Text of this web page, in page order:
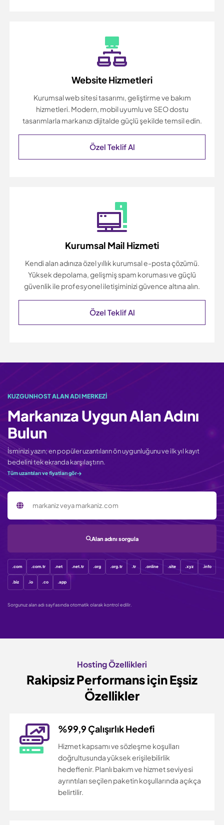
Website Hizmetleri
Kurumsal web sitesi tasarımı, geliştirme ve bakım
hizmetleri. Modern, mobil uyumlu ve SEO dostu
tasarımlarla markanızı dijitalde güçlü şekilde temsil edin.
Özel Teklif Al
Kurumsal Mail Hizmeti
Kendi alan adınıza özel yıllık kurumsal e-posta çözümü.
Yüksek depolama, gelişmiş spam koruması ve güçlü
güvenlik ile profesyonel iletişiminizi güvence altına alın.
Özel Teklif Al
KUZGUNHOST ALAN ADI MERKEZI
Markanıza Uygun Alan Adını
Bulun
İsminizi yazın; en popüler uzantıların ön uygunluğunu ve ilk yıl kayıt
bedelini tek ekranda karşılaştırın.
Tüm uzantıları ve fiyatları gör
Sorgulanacak alan adı
Alan adını sorgula
.com .com.tr .net .net.tr .org .org.tr .tr .online .site .xyz .info
.biz .io .co .app
Sorgunuz alan adı sayfasında otomatik olarak kontrol edilir.
Hosting Özellikleri
Rakipsiz Performans içinEşsiz
Özellikler
%99,9 Çalışırlık Hedefi
Hizmet kapsamı ve sözleşme koşulları
doğrultusunda yüksek erişilebilirlik
hedeflenir. Planlı bakım ve hizmet seviyesi
ayrıntıları seçilen paketin koşullarında açıkça
belirtilir.